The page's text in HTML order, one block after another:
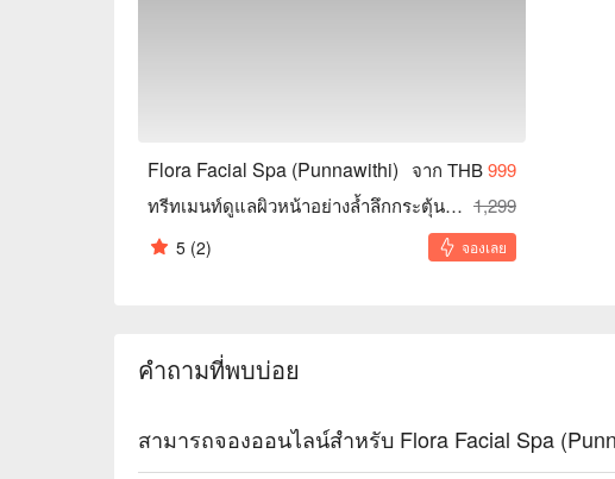
Flora Facial Spa (Punnawithi) จาก THB999
ทรีทเมนท์ดูแลผิวหน้าอย่างล้ำลึกกระตุ้นคลอลานเจนใต้ผิว (9 ขั้นตอน) 1,299
5 (2) จองเลย
คำถามที่พบบ่อย
สามารถจองออนไลน์สำหรับ Flora Facial Spa